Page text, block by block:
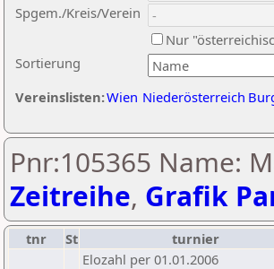
Sortierung
Spgem./Kreis/Verein
Nur
Vereinslisten:Wien Niederösterreich
Pnr:105365 Name:
Zeitreihe, Grafik
tnr St turnier
Elozahl per 01.01.2006